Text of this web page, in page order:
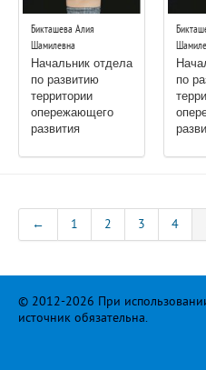
Бикташева Алия
Шамилевна
Начальник отдела
по развитию
территории
опережающего
развития
по
← 1 2 3 4
© 2012-2026 При
источник обязательна.